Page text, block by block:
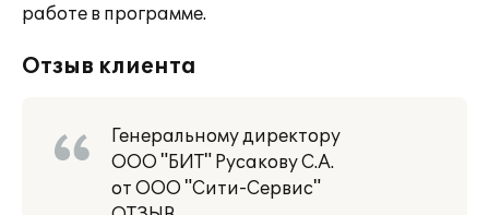
работе в программе.
Отзыв клиента
Генеральному директору
ООО "БИТ" Русакову С.А.
от ООО "Сити-Сервис"